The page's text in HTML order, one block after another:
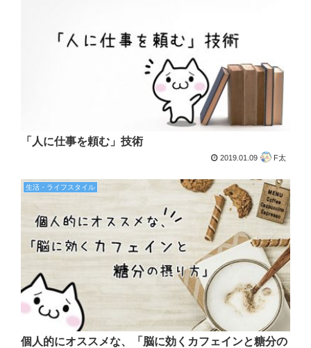
「人に仕事を頼む」技術
2019.01.09 F太
生活・ライフスタイル
個人的にオススメな、「脳に効くカフェインと糖分の